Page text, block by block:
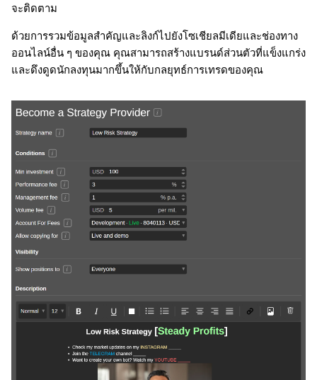
จะติดตาม
ด้วยการรวมข้อมูลสำคัญและลิงก์ไปยังโซเชียลมีเดียและช่องทาง
ออนไลน์อื่น ๆ ของคุณ คุณสามารถสร้างแบรนด์ส่วนตัวที่แข็งแกร่ง
และดึงดูดนักลงทุนมากขึ้นให้กับกลยุทธ์การเทรดของคุณ